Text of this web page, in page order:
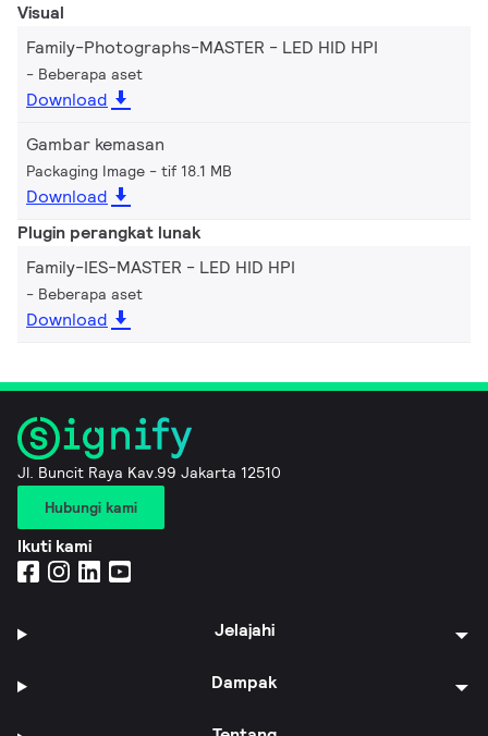
Visual
Family-Photographs-MASTER - LED HID HPI
Beberapa aset
Download
Gambar kemasan
Packaging Image tif 18.1 MB
Download
Plugin perangkat lunak
Family-IES-MASTER - LED HID HPI
Beberapa aset
Download
Jl. Buncit Raya Kav.99 Jakarta 12510
Hubungi kami
Ikuti kami
Jelajahi
Dampak